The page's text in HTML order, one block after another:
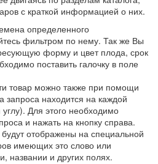
с краткой информацией о них.
определенного
фильтром по нему. Так же Вы
форму и цвет плода, срок
поставить галочку в поле
товар можно также при помощи
находится на каждой
Для этого необходимо
и нажать на кнопку справа.
отображены на специальной
имеющих это слово или
названии и других полях.